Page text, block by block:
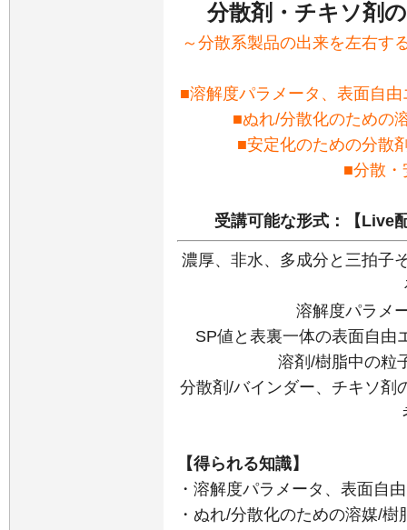
分散剤・チキソ剤
～分散系製品の出来を左右す
■溶解度パラメータ、表面自
■ぬれ/分散化のための
■安定化のための分散
■分散・
受講可能な形式：【Live
濃厚、非水、多成分と三拍子
溶解度パラメ
SP値と表裏一体の表面自由
溶剤/樹脂中の粒
分散剤/バインダー、チキソ剤
【得られる知識】
・溶解度パラメータ、表面自
・ぬれ/分散化のための溶媒/